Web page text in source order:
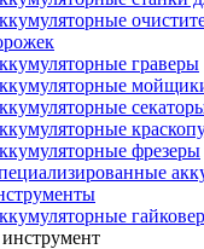
граверы
фрезеры